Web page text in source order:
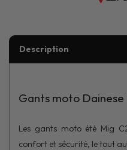
Description
Gants moto
Les gants moto été Mig
confort et sécurité, le tout